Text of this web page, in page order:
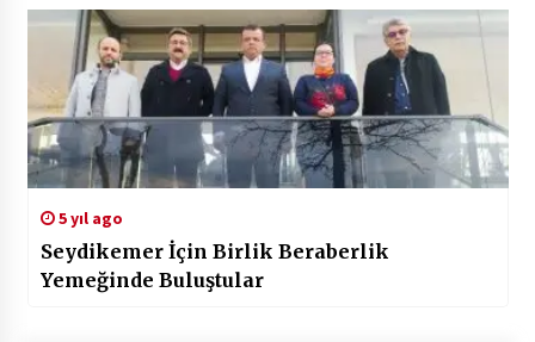
5 yıl ago
Seydikemer İçin Birlik Beraberlik
Yemeğinde Buluştular